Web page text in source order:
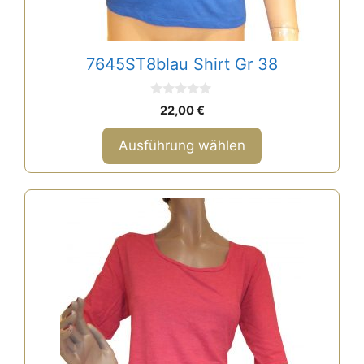
7645ST8blau Shirt Gr 38
o
n
5
22,00€
Ausführung wählen